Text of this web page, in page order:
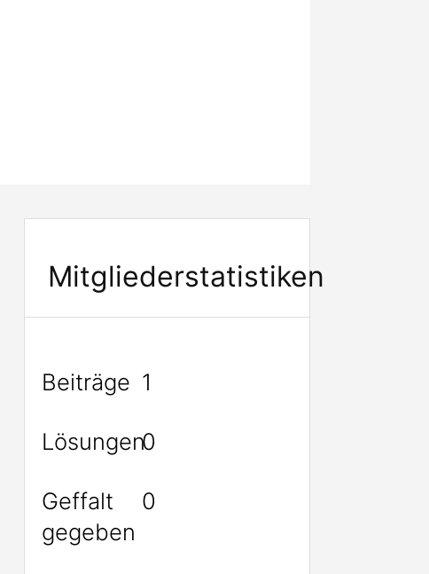
Mitgliederstatistiken
Beiträge 1
Lösungen0
Geffalt
gegeben
0